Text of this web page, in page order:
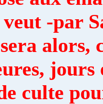
-par
alors,
jours
culte